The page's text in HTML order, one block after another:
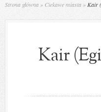
Strona główna » Ciekawe miasta » Kair
Kair